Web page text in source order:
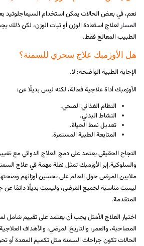
نعم، في بعض الحالات يمكن استخدام السيماجلوتيد
المسار لعلاج استعادة الوزن أو ثبات الوزن، لكن
الطبيب المعالج فقط.
هل الأوزمبك علاج سحري للسمنة؟
الإجابة الطبية الواضحة: لا.
الأوزمبك أداة علاجية فعالة، لكنه ليس بديلًا عن:
النظام الغذائي الصحي.
النشاط البدني.
تعديل نمط الحياة.
المتابعة الطبية المستمرة.
النجاح الحقيقي يعتمد على دمج العلاج الدوائي مع
والسلوكية.إبر الأوزمبك تمثل نقلة مهمة في علاج
ملايين المرضى حول العالم على تحسين أوزانهم
ليست مناسبة لجميع المرضى، وليست بديلًا دائمًا عن
المتقدمة.
اختيار العلاج الأمثل يجب أن يعتمد على تقييم شامل
المصاحبة، والعمر، والتاريخ المرضي، والأهداف
الحالات تكون جراحات السمنة مثل تكميم المعدة أو